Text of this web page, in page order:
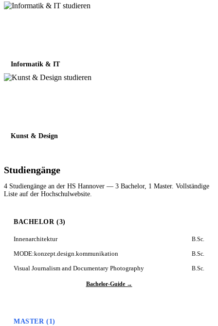
Informatik & IT
Kunst & Design
Studiengänge
4 Studiengänge an der HS Hannover — 3 Bachelor, 1 Master. Vollständige
Liste auf der Hochschulwebsite.
BACHELOR (3)
Innenarchitektur B.Sc.
MODE:konzept.design.kommunikation B.Sc.
Visual Journalism and Documentary Photography B.Sc.
Bachelor-Guide →
MASTER (1)